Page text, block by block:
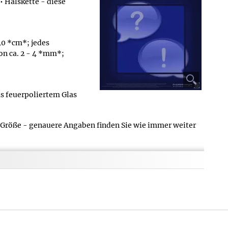
*cm*; jedes
ca. 2 - 4 *mm*;
feuerpoliertem Glas
- genauere Angaben finden Sie wie immer weiter
des Produkts oder um eine Angabe inkl.
gibt der Hersteller an?